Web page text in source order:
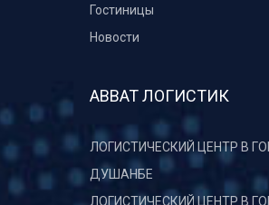
Гостиницы
Новости
АВВАТ ЛОГИСТИК
ЛОГИСТИЧЕСКИЙ ЦЕНТР В
ДУШАНБЕ
ЛОГИСТИЧЕСКИЙ ЦЕНТР В